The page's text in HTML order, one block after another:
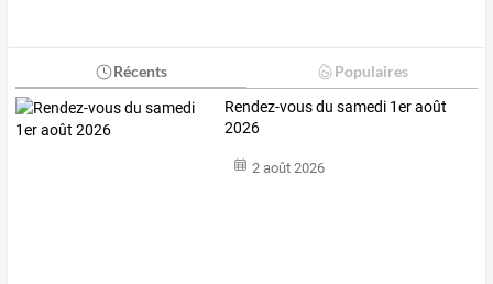
Récents Populaires
Rendez-vous du samedi 1er août
2026
2 août 2026